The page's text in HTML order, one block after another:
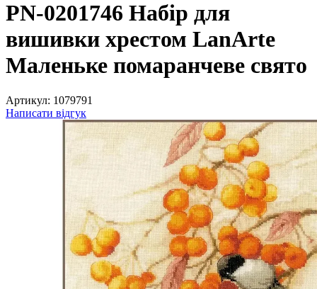
PN-0201746 Набір для
вишивки хрестом LanArte
Маленьке помаранчеве свято
Артикул: 1079791
Написати відгук